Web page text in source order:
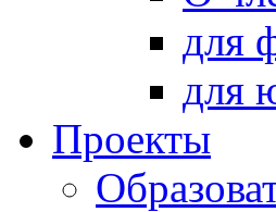
для
для
Проекты